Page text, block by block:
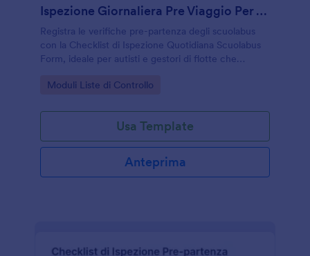
Ispezione Giornaliera Pre Viaggio Per Autista Di Scuolabus
Registra le verifiche pre-partenza degli scuolabus
con la Checklist di Ispezione Quotidiana Scuolabus
Form, ideale per autisti e gestori di flotte che
risposte in digitale con Jotform.
Go to Category:
Moduli Liste di Controllo
Usa Template
Anteprima